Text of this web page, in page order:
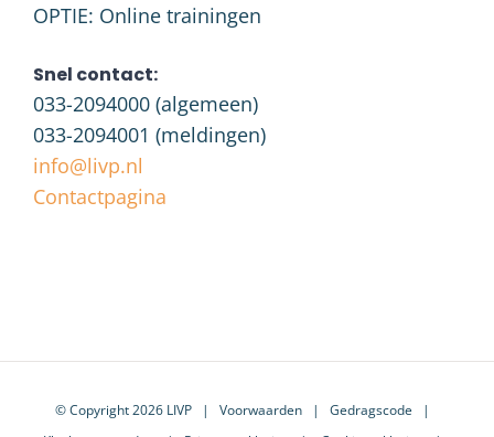
OPTIE: Online trainingen
Snel contact:
033-2094000 (algemeen)
033-2094001 (meldingen)
info@livp.nl
Contactpagina
© Copyright 2026 LIVP | Voorwaarden| Gedragscode |